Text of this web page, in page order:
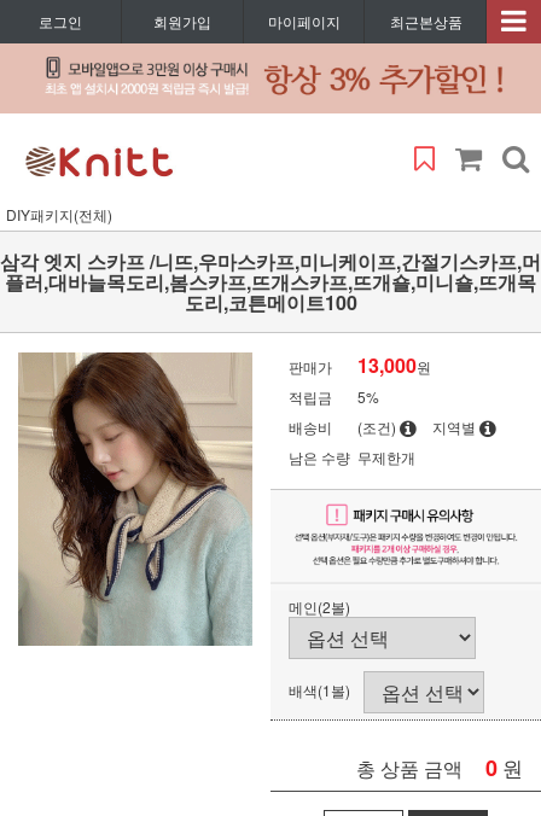
로그인 회원가입 마이페이지 최근본상품
DIY패키지(전체)
삼각 엣지 스카프 /니뜨,우마스카프,미니케이프,간절기스카프,머
플러,대바늘목도리,봄스카프,뜨개스카프,뜨개숄,미니숄,뜨개목
도리,코튼메이트100
판매가 13,000원
적립금
5%
배송비
(조건)
지역별
남은 수량 무제한개
메인(2볼)
배색(1볼)
총 상품 금액 0 원